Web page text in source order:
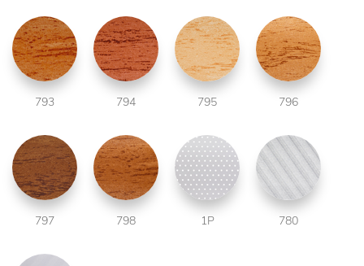
793 794 795 796
797 798 1P 780